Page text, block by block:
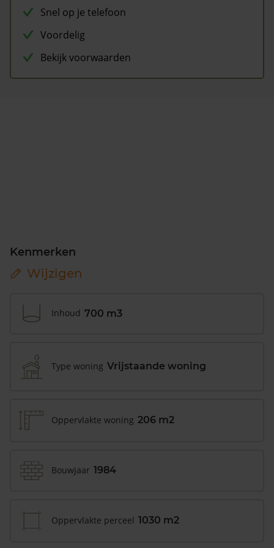
Snel op je telefoon
Voordelig
Bekijk voorwaarden
Kenmerken
Wijzigen
Inhoud 700 m3
Type woning Vrijstaande woning
Oppervlakte woning 206 m2
Bouwjaar 1984
Oppervlakte perceel 1030 m2